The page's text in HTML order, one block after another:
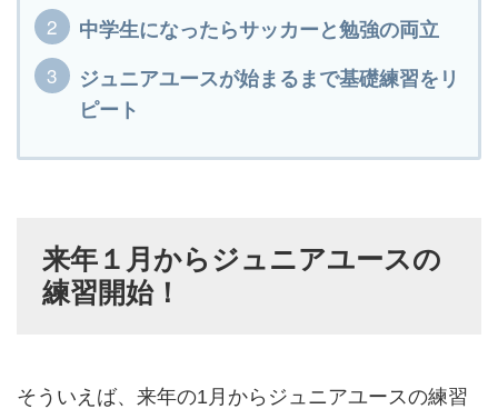
中学生になったらサッカーと勉強の両立
ジュニアユースが始まるまで基礎練習をリ
ピート
来年１月からジュニアユースの
練習開始！
そういえば、来年の1月からジュニアユースの練習